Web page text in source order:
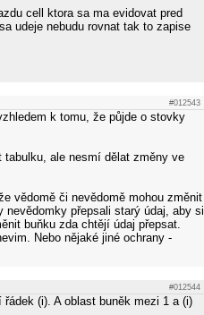
cell ktora sa ma evidovat pred
udeje nebudu rovnat tak to zapise
#012543
k tomu, že půjde o stovky
ale nesmí dělat změny ve
vědomě či nevědomě mohou změnit
přepsali starý údaj, aby si
buňku zda chtějí údaj přepsat.
Nebo nějaké jiné ochrany -
#012544
(i). A oblast buněk mezi 1 a (i)